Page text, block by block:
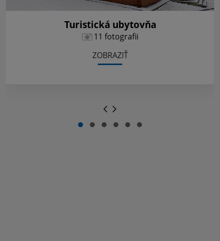
Turistická ubytovňa
11 fotografii
ZOBRAZIŤ